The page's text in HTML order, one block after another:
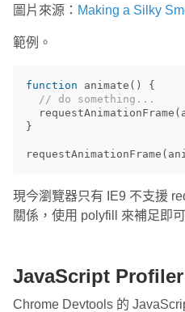
圖片來源： Making a Silky
範例。
function animate ()
{
// do something...
requestAnimationFrame (
}
requestAnimationFrame (
現今瀏覽器只有 IE9 不支援
關係，使用 polyfill 來補足即可
JavaScript Profiler
Chrome Devtools 的